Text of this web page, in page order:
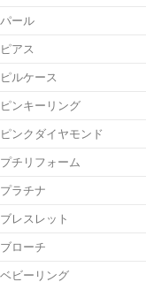
パール
ピアス
ピルケース
ピンキーリング
ピンクダイヤモンド
プチリフォーム
プラチナ
ブレスレット
ブローチ
ベビーリング